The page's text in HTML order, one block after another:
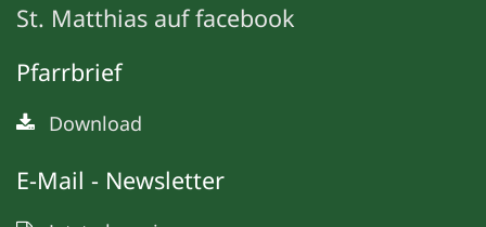
St. Matthias auf facebook
Pfarrbrief
Download
E-Mail - Newsletter